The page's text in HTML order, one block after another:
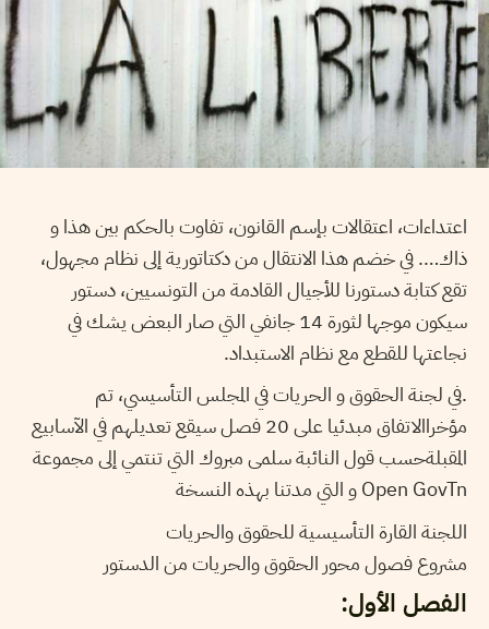
اعتداءات، اعتقالات بإسم القانون، تفاوت بالحكم بين هذا و
ذاك…. في خضم هذا الانتقال من دكتاتورية إلى نظام مجهول،
تقع كتابة دستورنا للأجيال القادمة من التونسيين، دستور
سيكون موجها لثورة 14 جانفي التي صار البعض يشك في
نجاعتها للقطع مع نظام الاستبداد.
.في لجنة الحقوق و الحريات في المجلس التأسيسي، تم
مؤخراالاتفاق مبدئيا على 20 فصل سيقع تعديلهم في الآسابيع
المقبلةحسب قول النائبة سلمى مبروك التي تنتمي إلى مجموعة
Open GovTn و التي مدتنا بهذه النسخة
اللجنة القارة التأسيسية للحقوق والحريات
مشروع فصول محور الحقوق والحريات من الدستور
الفصل الأول: